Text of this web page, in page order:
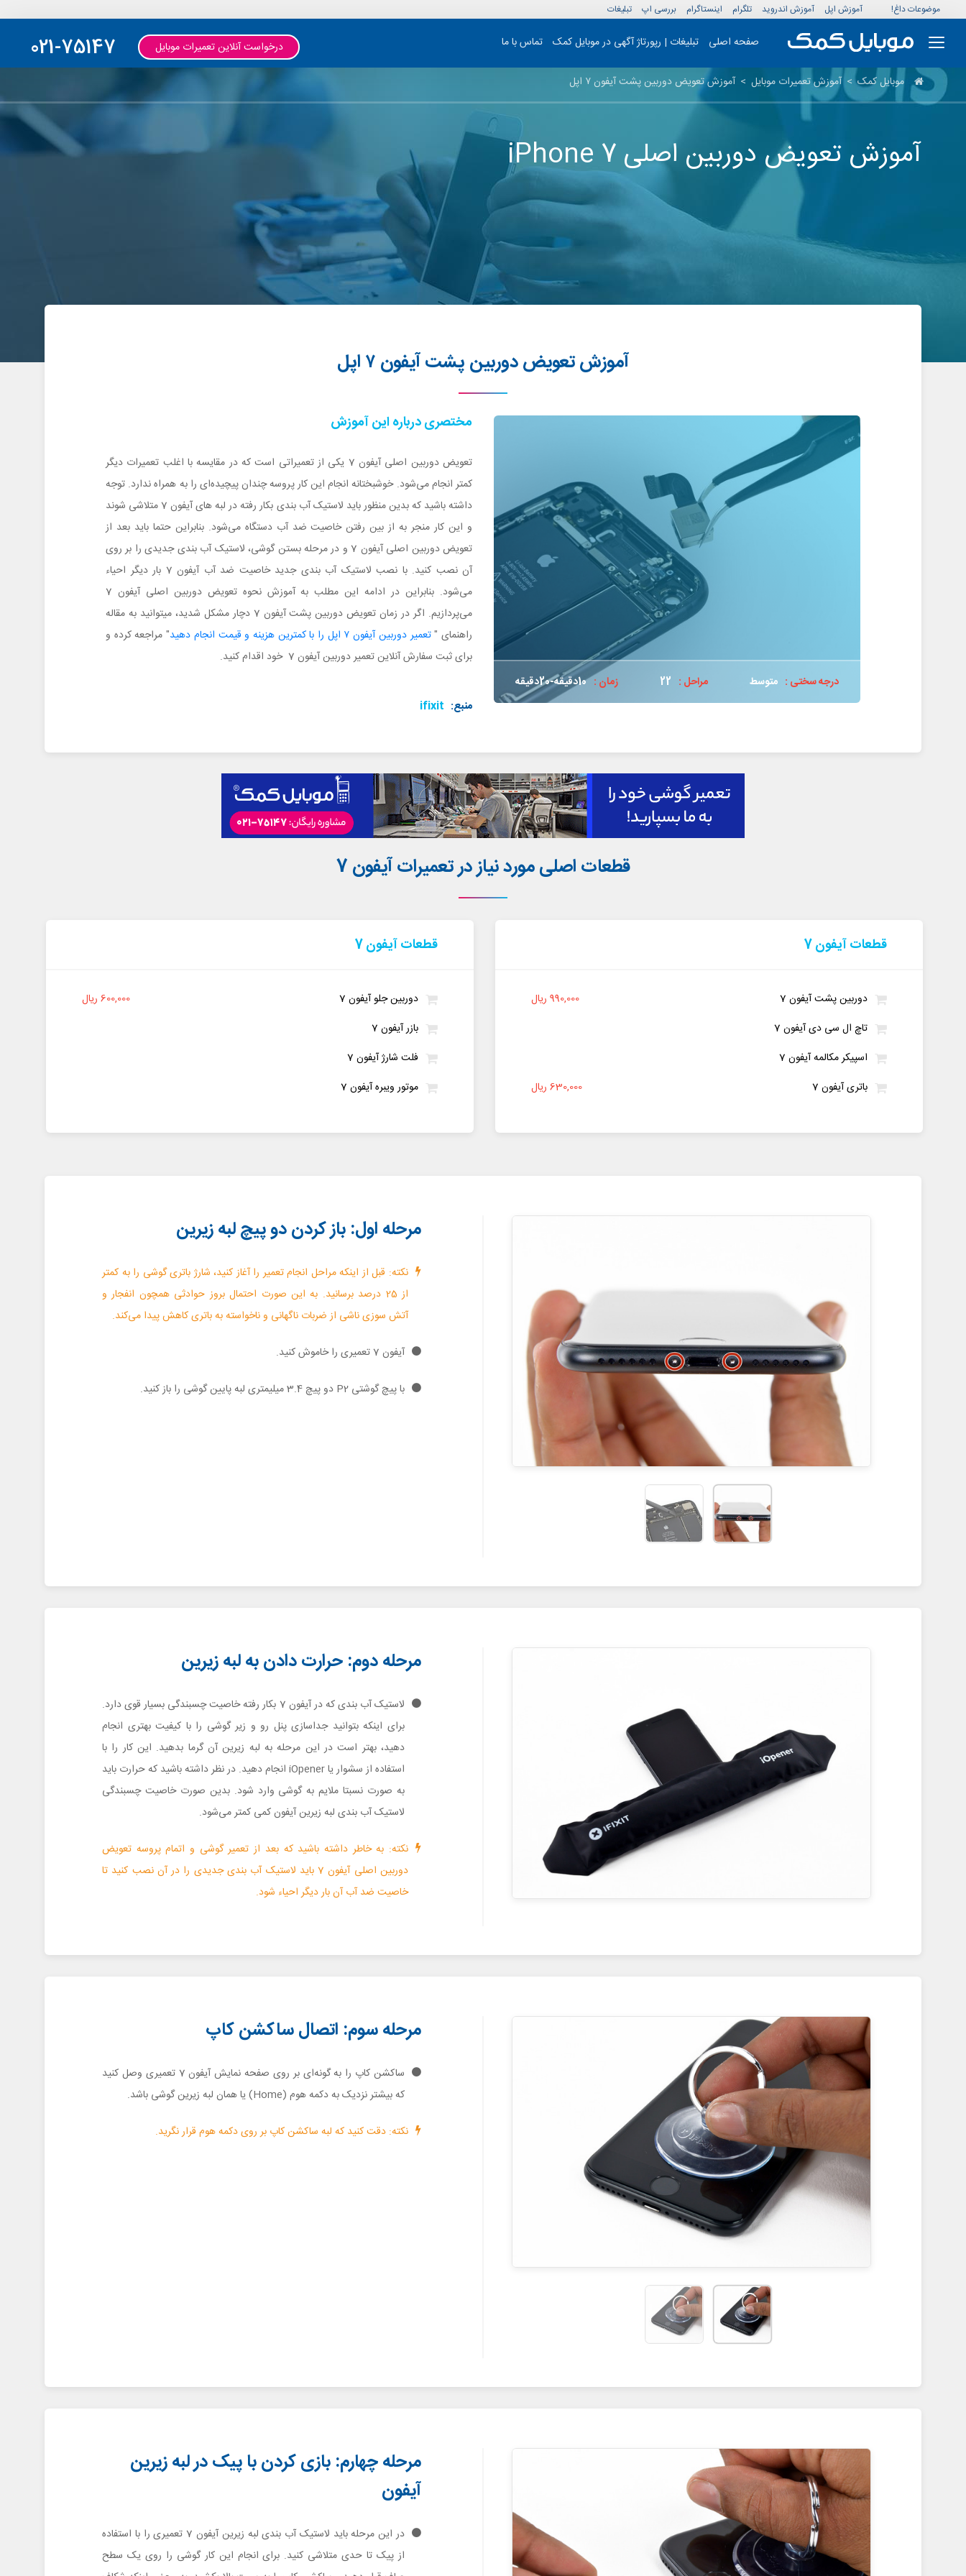
موضوعات داغ! آموزش اپل آموزش اندروید تلگرام اینستاگرام بررسی اپ تبلیغات
صفحه اصلی تبلیغات | رپورتاژ آگهی در موبایل کمک تماس با ما 021-75147
درخواست آنلاین تعمیرات موبایل
موبایل کمک > آموزش تعمیرات موبایل > آموزش تعویض دوربین پشت آیفون ۷ اپل
آموزش تعویض دوربین اصلی iPhone 7
آموزش تعویض دوربین پشت آیفون ۷ اپل
درجه سختی : متوسط مراحل : 22 زمان : 10دقیقه-20دقیقه
مختصری درباره این آموزش
تعویض دوربین اصلی آیفون 7 یکی از تعمیراتی است که در مقایسه با اغلب تعمیرات دیگر
کمتر انجام می‌شود. خوشبختانه انجام این کار پروسه چندان پیچیده‌ای را به همراه ندارد. توجه
داشته باشید که بدین منظور باید لاستیک آب بندی بکار رفته در لبه های آیفون 7 متلاشی شوند
و این کار منجر به از بین رفتن خاصیت ضد آب دستگاه می‌شود. بنابراین حتما باید بعد از
تعویض دوربین اصلی آیفون 7 و در مرحله بستن گوشی، لاستیک آب بندی جدیدی را بر روی
آن نصب کنید. با نصب لاستیک آب بندی جدید خاصیت ضد آب آیفون 7 بار دیگر احیاء
می‌شود. بنابراین در ادامه این مطلب به آموزش نحوه تعویض دوربین اصلی آیفون 7
می‌پردازیم. اگر در زمان تعویض دوربین پشت آیفون 7 دچار مشکل شدید، میتوانید به مقاله
راهنمای "تعمیر دوربین آیفون ۷ اپل را با کمترین هزینه و قیمت انجام دهید
" مراجعه کرده و
برای ثبت سفارش آنلاین تعمیر دوربین آیفون 7 خود اقدام کنید.
منبع: ifixit
قطعات اصلی مورد نیاز در تعمیرات آیفون 7
قطعات آیفون 7
دوربین پشت آیفون 7
990,000 ریال
تاچ ال سی دی آیفون 7
اسپیکر مکالمه آیفون 7
باتری آیفون 7
630,000 ریال
قطعات آیفون 7
دوربین جلو آیفون 7
600,000 ریال
بازر آیفون 7
فلت شارژ آیفون 7
موتور ویبره آیفون 7
مرحله اول: باز کردن دو پیچ لبه زیرین
نکته: قبل از اینکه مراحل انجام تعمیر را آغاز کنید، شارژ باتری گوشی را به کمتر
از 25 درصد برسانید. به این صورت احتمال بروز حوادثی همچون انفجار و
آتش سوزی ناشی از ضربات ناگهانی و ناخواسته به باتری کاهش پیدا می‌کند.
آیفون 7 تعمیری را خاموش کنید.
با پیچ گوشتی P2 دو پیچ 3.4 میلیمتری لبه پایین گوشی را باز کنید.
مرحله دوم: حرارت دادن به لبه زیرین
لاستیک آب بندی که در آیفون 7 بکار رفته خاصیت چسبندگی بسیار قوی دارد.
برای اینکه بتوانید جداسازی پنل رو و زیر گوشی را با کیفیت بهتری انجام
دهید، بهتر است در این مرحله به لبه زیرین آن گرما بدهید. این کار را با
استفاده از سشوار یا iOpener انجام دهید. در نظر داشته باشید که حرارت باید
به صورت نسبتا ملایم به گوشی وارد شود. بدین صورت خاصیت چسبندگی
لاستیک آب بندی لبه زیرین آیفون کمی کمتر می‌شود.
نکته: به خاطر داشته باشید که بعد از تعمیر گوشی و اتمام پروسه تعویض
دوربین اصلی آیفون 7 باید لاستیک آب بندی جدیدی را در آن نصب کنید تا
خاصیت ضد آب آن بار دیگر احیاء شود.
مرحله سوم: اتصال ساکشن کاپ
ساکشن کاپ را به گونه‌ای بر روی صفحه نمایش آیفون 7 تعمیری وصل کنید
که بیشتر نزدیک به دکمه هوم (Home) یا همان لبه زیرین گوشی باشد.
نکته: دقت کنید که لبه ساکشن کاپ بر روی دکمه هوم قرار نگرید.
مرحله چهارم: بازی کردن با پیک در لبه زیرین
آیفون
در این مرحله باید لاستیک آب بندی لبه زیرین آیفون 7 تعمیری را با استفاده
از پیک تا حدی متلاشی کنید. برای انجام این کار گوشی را روی یک سطح